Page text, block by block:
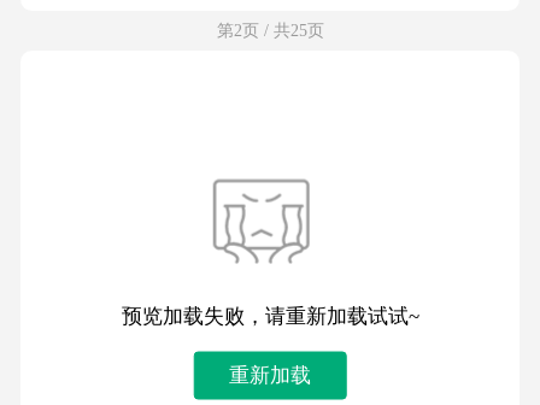
第2页 / 共25页
预览加载失败，请重新加载试试~
重新加载